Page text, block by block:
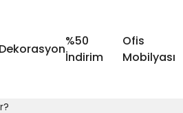
Dekorasyon
%50
İndirim
Ofis
Mobilyası